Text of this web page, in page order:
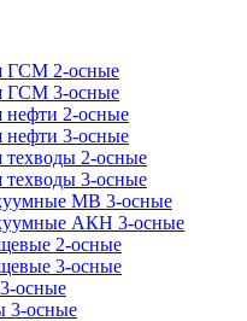
ГСМ 2-осные
ГСМ 3-осные
2-осные
3-осные
2-осные
3-осные
МВ 3-осные
АКН 3-осные
2-осные
3-осные
осные
3-осные